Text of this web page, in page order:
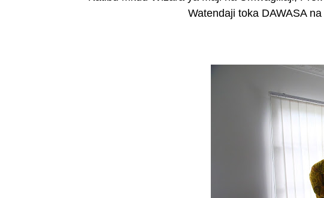
Watendaji toka DAWASA